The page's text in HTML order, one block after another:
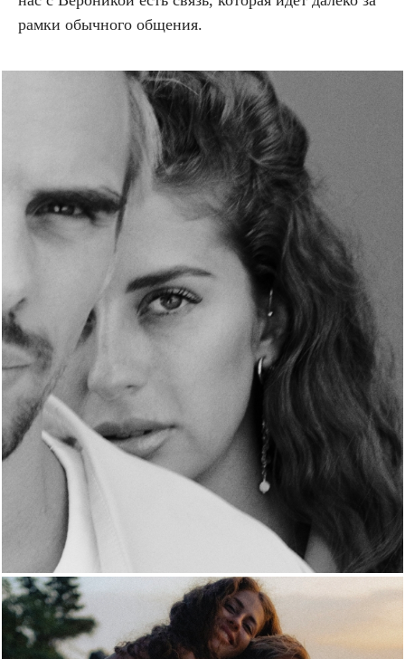
рамки обычного общения.